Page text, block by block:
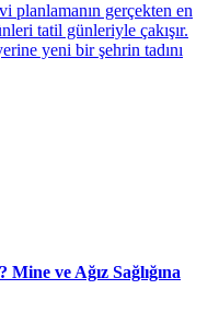
planlamanın gerçekten en
tatil günleriyle çakışır.
yeni bir şehrin tadını
ve Ağız Sağlığına